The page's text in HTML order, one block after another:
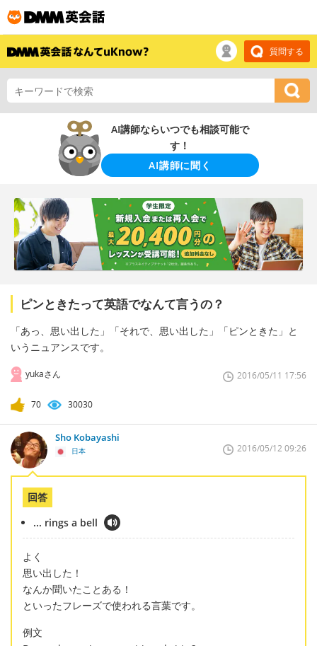
質問する
AI講師ならいつでも相談可能で
す！
AI講師に聞く
ピンときたって英語でなんて言うの？
「あっ、思い出した」「それで、思い出した」「ピンときた」と
いうニュアンスです。
yukaさん 2016/05/11 17:56
70 30030
Sho Kobayashi
日本 2016/05/12 09:26
回答
... rings a bell
よく
思い出した！
なんか聞いたことある！
といったフレーズで使われる言葉です。
例文